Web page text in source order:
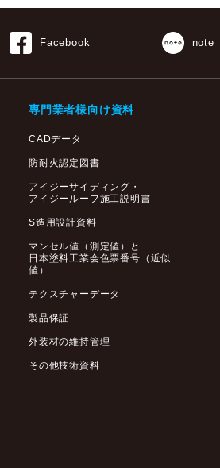
Facebook note
専門業者様向け資料
CADデータ
防耐火認定図書
アイジーサイディング・
アイジールーフ施工説明書
S造用設計資料
マンセル値（測定値）と
日本塗料工業会色票番号（近似
値）
テクスチャーデータ
製品保証
外装材の維持管理
その他技術資料